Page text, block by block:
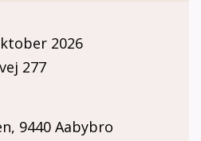
Fonden.
2026
277
9440 Aabybro